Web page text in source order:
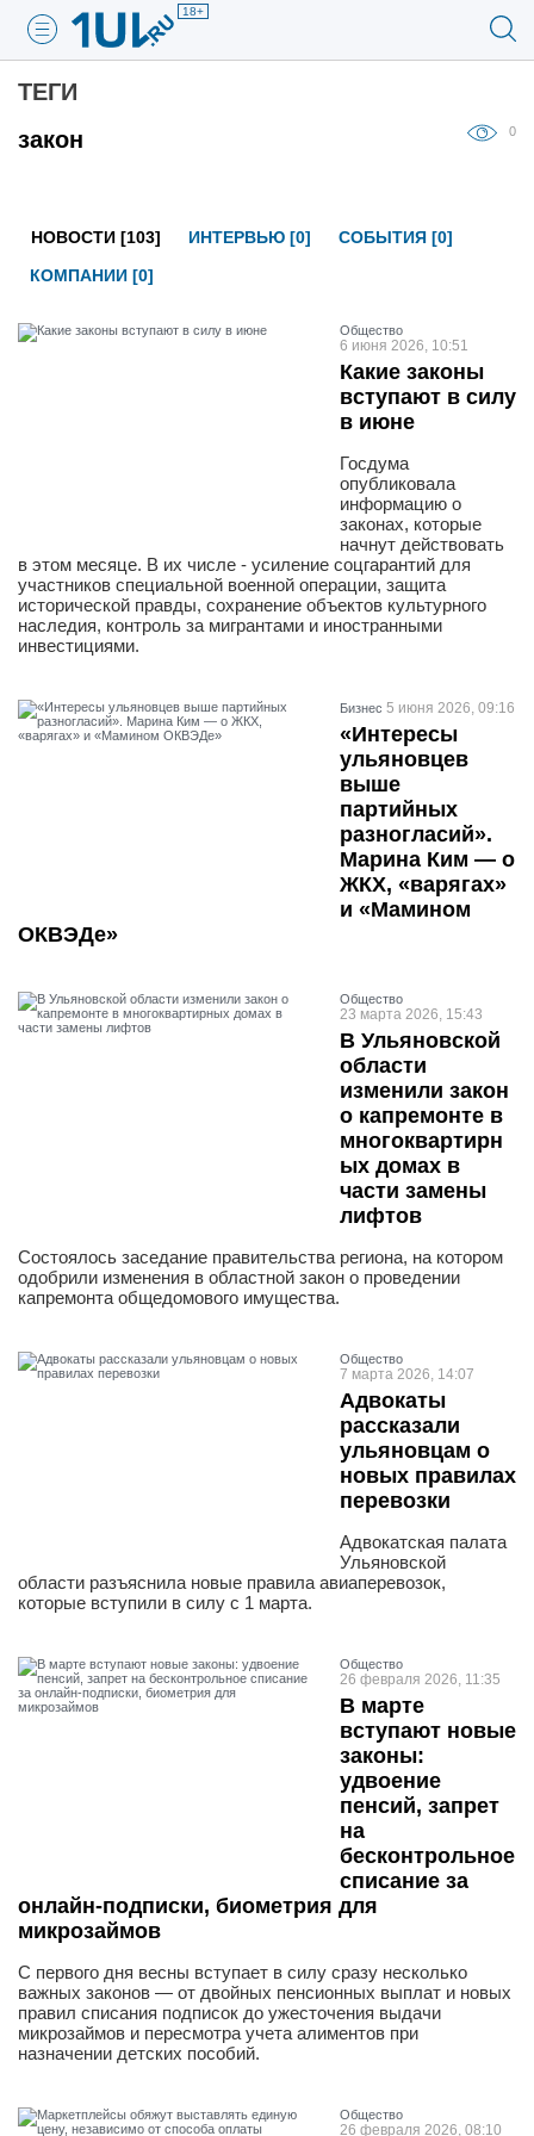
18+
ТЕГИ
закон
0
НОВОСТИ [103] ИНТЕРВЬЮ [0]
СОБЫТИЯ [0]
КОМПАНИИ [0]
Общество
6 июня 2026, 10:51
Какие законы
вступают в силу
в июне
Госдума
опубликовала
информацию о
законах, которые
начнут действовать
в этом месяце. В их числе - усиление соцгарантий для
участников специальной военной операции, защита
исторической правды, сохранение объектов культурного
наследия, контроль за мигрантами и иностранными
инвестициями.
Бизнес 5 июня 2026, 09:16
«Интересы
ульяновцев
выше
партийных
разногласий».
Марина Ким — о
ЖКХ, «варягах»
и «Мамином
ОКВЭДе»
Общество
23 марта 2026, 15:43
В Ульяновской
области
изменили закон
о капремонте в
многоквартирн
ых домах в
части замены
лифтов
Состоялось заседание правительства региона, на котором
одобрили изменения в областной закон о проведении
капремонта общедомового имущества.
Общество
7 марта 2026, 14:07
Адвокаты
рассказали
ульяновцам о
новых правилах
перевозки
Адвокатская палата
Ульяновской
области разъяснила новые правила авиаперевозок,
которые вступили в силу с 1 марта.
Общество
26 февраля 2026, 11:35
В марте
вступают новые
законы:
удвоение
пенсий, запрет
на
бесконтрольное
списание за
онлайн-подписки, биометрия для
микрозаймов
С первого дня весны вступает в силу сразу несколько
важных законов — от двойных пенсионных выплат и новых
правил списания подписок до ужесточения выдачи
микрозаймов и пересмотра учета алиментов при
назначении детских пособий.
Общество
26 февраля 2026, 08:10